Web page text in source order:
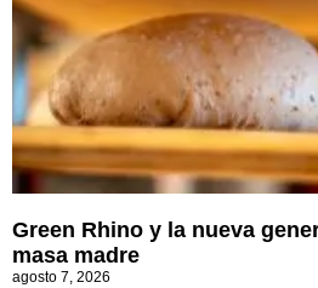
Green Rhino y la nueva
masa madre
agosto 7, 2026